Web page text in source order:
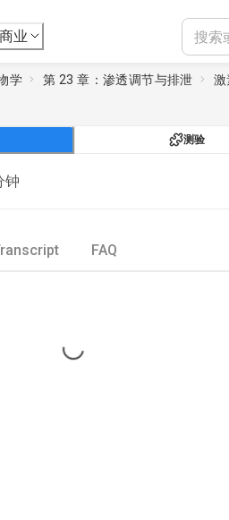
商业
学 第 23 章：渗透调节与排泄 激
测验
钟
FAQ
Loading...